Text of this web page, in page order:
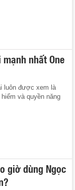
nhất One
luôn được xem là
và quyền năng
giờ dùng Ngọc